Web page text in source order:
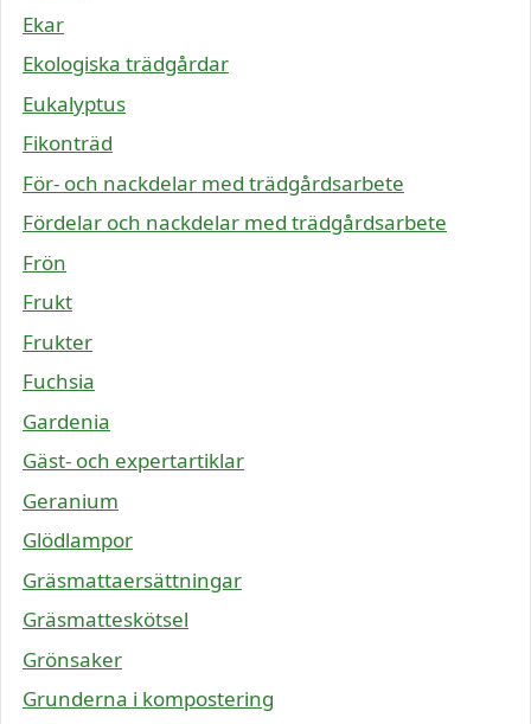
Ekar
Ekologiska trädgårdar
Eukalyptus
Fikonträd
För- och nackdelar med trädgårdsarbete
Fördelar och nackdelar med trädgårdsarbete
Frön
Frukt
Frukter
Fuchsia
Gardenia
Gäst- och expertartiklar
Geranium
Glödlampor
Gräsmattaersättningar
Gräsmatteskötsel
Grönsaker
Grunderna i kompostering